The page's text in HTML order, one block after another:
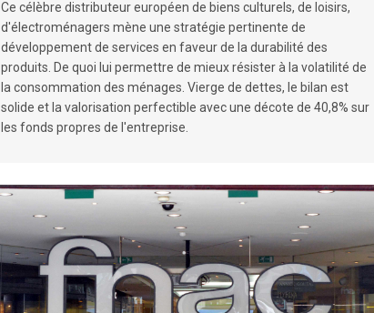
Ce célèbre distributeur européen de biens culturels, de loisirs,
d'électroménagers mène une stratégie pertinente de
développement de services en faveur de la durabilité des
produits. De quoi lui permettre de mieux résister à la volatilité de
la consommation des ménages. Vierge de dettes, le bilan est
solide et la valorisation perfectible avec une décote de 40,8% sur
les fonds propres de l'entreprise.